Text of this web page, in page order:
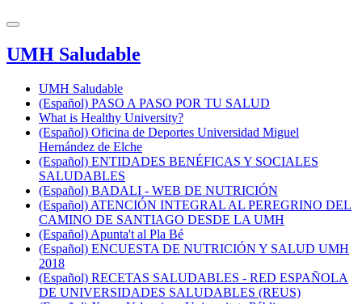
UMH Saludable
UMH Saludable
(Español) PASO A PASO POR TU SALUD
What is Healthy University?
(Español) Oficina de Deportes Universidad Miguel
Hernández de Elche
(Español) ENTIDADES BENÉFICAS Y SOCIALES
SALUDABLES
(Español) BADALI - WEB DE NUTRICIÓN
(Español) ATENCIÓN INTEGRAL AL PEREGRINO DEL
CAMINO DE SANTIAGO DESDE LA UMH
(Español) Apunta't al Pla Bé
(Español) ENCUESTA DE NUTRICIÓN Y SALUD UMH
2018
(Español) RECETAS SALUDABLES - RED ESPAÑOLA
DE UNIVERSIDADES SALUDABLES (REUS)